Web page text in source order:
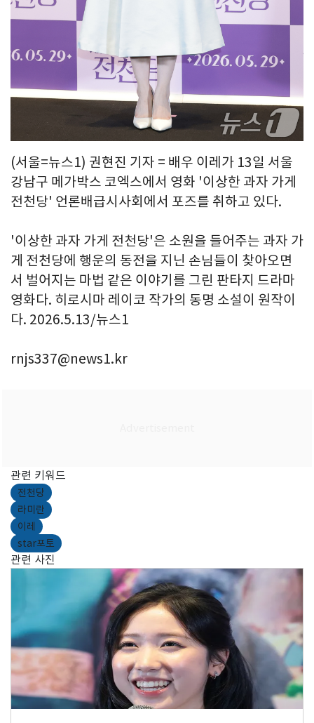
(서울=뉴스1) 권현진 기자 = 배우 이레가 13일 서울
강남구 메가박스 코엑스에서 영화 '이상한 과자 가게
전천당' 언론배급시사회에서 포즈를 취하고 있다.
'이상한 과자 가게 전천당'은 소원을 들어주는 과자 가
게 전천당에 행운의 동전을 지닌 손님들이 찾아오면
서 벌어지는 마법 같은 이야기를 그린 판타지 드라마
영화다. 히로시마 레이코 작가의 동명 소설이 원작이
다. 2026.5.13/뉴스1
rnjs337@news1.kr
관련 키워드
전천당
라미란
이레
star포토
관련 사진